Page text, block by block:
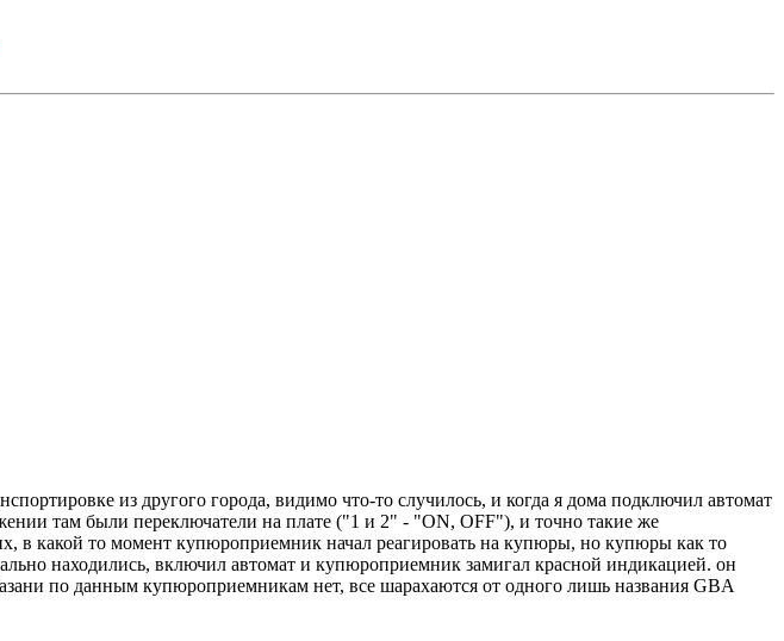
из другого города, видимо что-то случилось, и когда я дома подключил автомат
там были переключатели на плате ("1 и 2" - "ON, OFF"), и точно такие же
какой то момент купюроприемник начал реагировать на купюры, но купюры как то
находились, включил автомат и купюроприемник замигал красной индикацией. он
по данным купюроприемникам нет, все шарахаются от одного лишь названия GBA